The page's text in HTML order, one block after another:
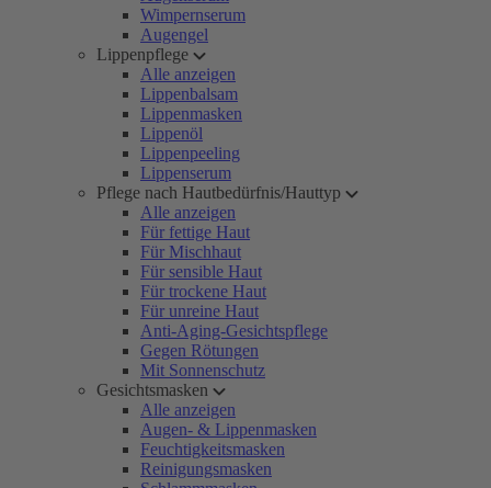
Wimpernserum
Augengel
Lippenpflege
Alle anzeigen
Lippenbalsam
Lippenmasken
Lippenöl
Lippenpeeling
Lippenserum
Pflege nach Hautbedürfnis/Hauttyp
Alle anzeigen
Für fettige Haut
Für Mischhaut
Für sensible Haut
Für trockene Haut
Für unreine Haut
Anti-Aging-Gesichtspflege
Gegen Rötungen
Mit Sonnenschutz
Gesichtsmasken
Alle anzeigen
Augen- & Lippenmasken
Feuchtigkeitsmasken
Reinigungsmasken